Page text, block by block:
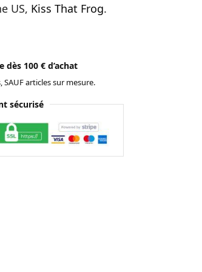
US, Kiss That Frog.
100 € d’achat
SAUF articles sur mesure.
sécurisé